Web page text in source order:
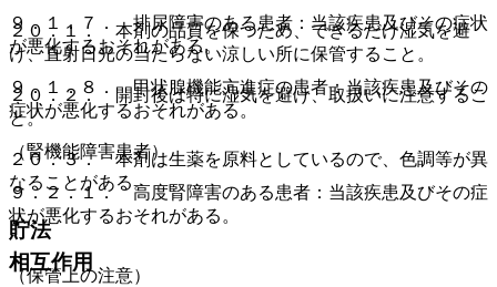
２０．１． 本剤の品質を保つため、できるだけ湿気を避
け、直射日光の当たらない涼しい所に保管すること。
２０．２． 開封後は特に湿気を避け、取扱いに注意するこ
と。
２０．３． 本剤は生薬を原料としているので、色調等が異
なることがある。
貯法
（保管上の注意）
９．１．７． 排尿障害のある患者：当該疾患及びその症状
が悪化するおそれがある。
９．１．８． 甲状腺機能亢進症の患者：当該疾患及びその
症状が悪化するおそれがある。
（腎機能障害患者）
９．２．１． 高度腎障害のある患者：当該疾患及びその症
状が悪化するおそれがある。
相互作用